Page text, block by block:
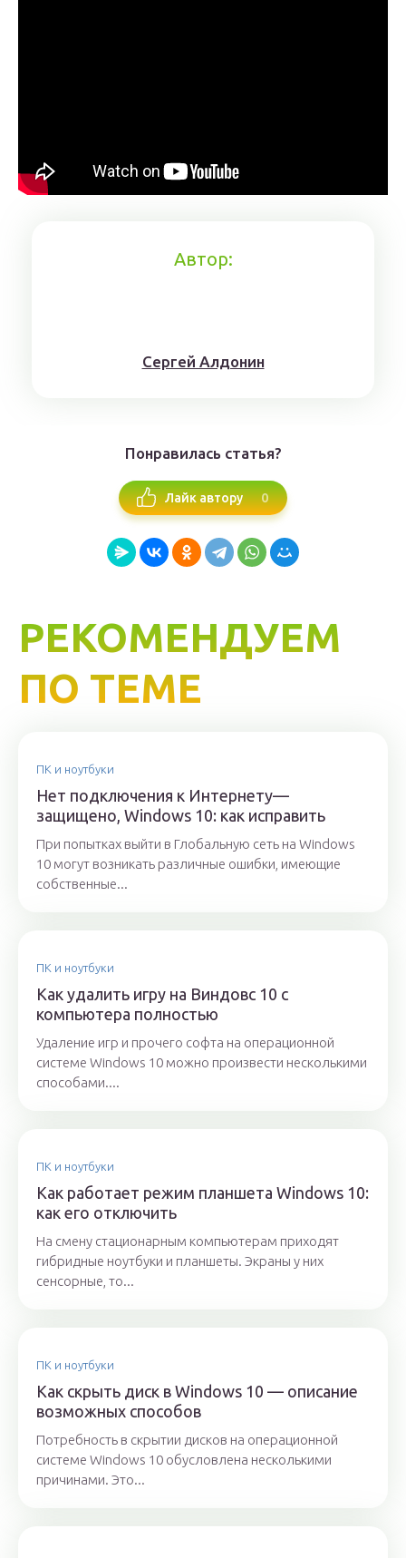
Автор:
Сергей Алдонин
Понравилась статья?
Лайк автору 0
РЕКОМЕНДУЕМ
ПО ТЕМЕ
ПК и ноутбуки
Нет подключения к Интернету—
защищено, Windows 10: как исправить
При попытках выйти в Глобальную сеть на Windows
10 могут возникать различные ошибки, имеющие
собственные...
ПК и ноутбуки
Как удалить игру на Виндовс 10 с
компьютера полностью
Удаление игр и прочего софта на операционной
системе Windows 10 можно произвести несколькими
способами....
ПК и ноутбуки
Как работает режим планшета Windows 10:
как его отключить
На смену стационарным компьютерам приходят
гибридные ноутбуки и планшеты. Экраны у них
сенсорные, то...
ПК и ноутбуки
Как скрыть диск в Windows 10 — описание
возможных способов
Потребность в скрытии дисков на операционной
системе Windows 10 обусловлена несколькими
причинами. Это...